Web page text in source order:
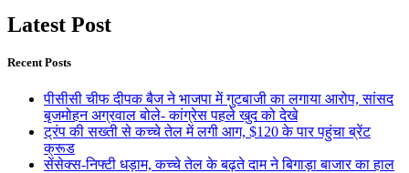
Latest Post
Recent Posts
पीसीसी चीफ दीपक बैज ने भाजपा में गुटबाजी का लगाया आरोप, सांसद
बृजमोहन अग्रवाल बोले- कांग्रेस पहले खुद को देखे
ट्रंप की सख्ती से कच्चे तेल में लगी आग, $120 के पार पहुंचा ब्रेंट
क्रूड
सेंसेक्स-निफ्टी धड़ाम, कच्चे तेल के बढ़ते दाम ने बिगाड़ा बाजार का हाल